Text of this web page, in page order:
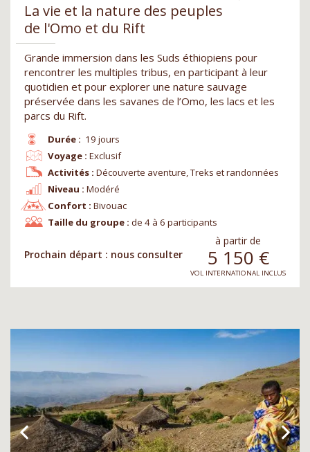
La vie et la nature des peuples
de l'Omo et du Rift
Grande immersion dans les Suds éthiopiens pour
rencontrer les multiples tribus, en participant à leur
quotidien et pour explorer une nature sauvage
préservée dans les savanes de l’Omo, les lacs et les
parcs du Rift.
Durée : 19 jours
Niveau : Modéré
Voyage : Exclusif
Confort : Bivouac
Activités : Découverte aventure, Treks et randonnées
Taille du groupe : de 4 à 6 participants
Prochain départ : nous consulter
à partir de
5 150 €
VOL INTERNATIONAL INCLUS